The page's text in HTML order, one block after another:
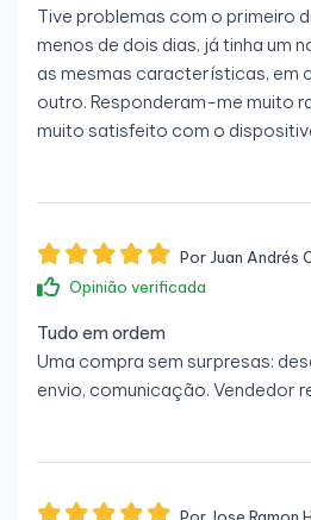
Gráficos
GPU integrada: Intel UHD
Portas e ligações
1 × USB 3.1 Gen 1
1 × USB-C
1 × Jack combo áudio/
Traseira
1 × DisplayPort 1.2 (de
1 × RJ-45 Gigabit Ethernet
Tive problemas com o primeiro
menos de dois dias, já tinha um
as mesmas características, em
outro. Responderam-me muito
muito satisfeito com o
Por Juan Andrés
Opinião verificada
Tudo em ordem
Uma compra sem surpresas:
envio, comunicação. Vendedor